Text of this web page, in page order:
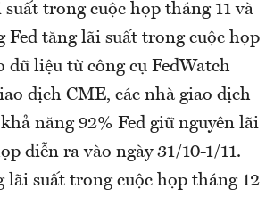
trong cuộc họp tháng 11 và
Fed tăng lãi suất trong cuộc họp
dữ liệu từ công cụ FedWatch
dịch CME, các nhà giao dịch
năng 92% Fed giữ nguyên lãi
diễn ra vào ngày 31/10-1/11.
lãi suất trong cuộc họp tháng 12